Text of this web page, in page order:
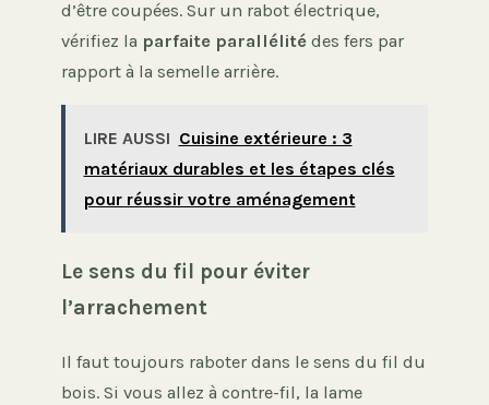
d’être coupées. Sur un rabot électrique,
vérifiez la parfaite parallélité des fers par
rapport à la semelle arrière.
LIRE AUSSI Cuisine extérieure : 3
matériaux durables et les étapes clés
pour réussir votre aménagement
Le sens du fil pour éviter
l’arrachement
Il faut toujours raboter dans le sens du fil du
bois. Si vous allez à contre-fil, la lame